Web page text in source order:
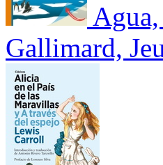
Gallimard,